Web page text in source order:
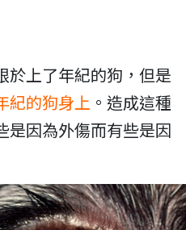
於上了年紀的狗，但是
紀的狗身上 。造成這種
是因為外傷而有些是因